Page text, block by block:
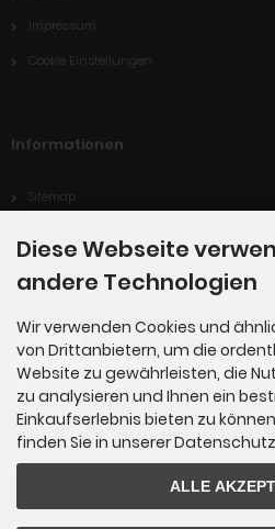
Impressum
Cookie Einstellungen
Informationen
Sitemap
Zahlungsmethoden
Newsletter-Anmeldung
E-Mail-Adresse:
Diese Webseite
andere Technologien
Wir verwenden Cookies und
von Drittanbietern, um die
Website zu gewährleisten, die
zu analysieren und Ihnen ein
Einkaufserlebnis bieten zu
finden Sie in unserer
ALLE